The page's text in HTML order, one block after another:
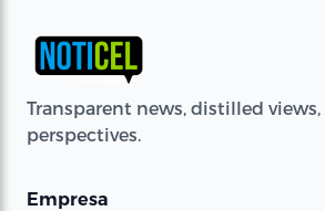
Transparent news, distilled
perspectives.
Empresa